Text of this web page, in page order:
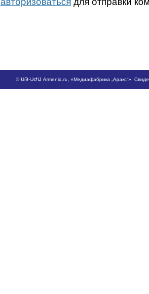
©ՍԹ-ՍԺԱ Armenia.ru , «Медиафабрика „Аракс“».